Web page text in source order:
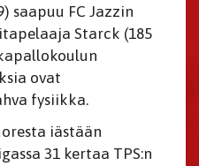
saapuu FC Jazzin
Starck (185
ovat
fysiikka.
iästään
31 kertaa TPS:n